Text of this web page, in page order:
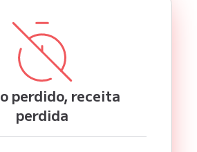
perdido, receita
perdida